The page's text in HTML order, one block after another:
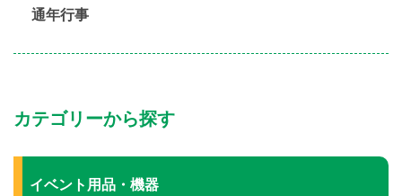
通年行事
カテゴリーから探す
イベント用品・機器